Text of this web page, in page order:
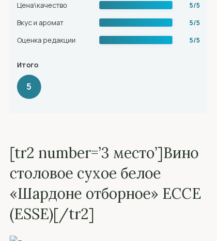
Цена\качество 5/5
Вкус и аромат 5/5
Оценка редакции 5/5
Итого
5
[tr2 number=’3 место’]Вино
столовое сухое белое
«Шардоне отборное» ЕССЕ
(ESSE)[/tr2]